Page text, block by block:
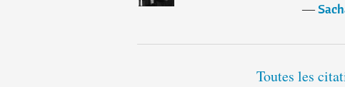
―
Toutes les